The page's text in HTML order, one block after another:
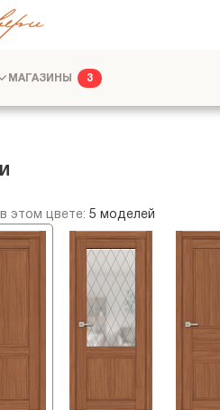
МАГАЗИНЫ 3
этом цвете: 5 моделей